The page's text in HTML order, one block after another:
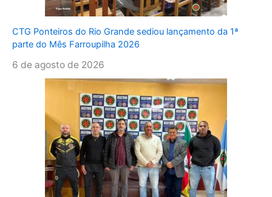
CTG Ponteiros do Rio Grande sediou lançamento da 1ª
parte do Mês Farroupilha 2026
6 de agosto de 2026